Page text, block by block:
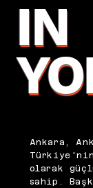
IN
Ankara,
olarak
sahip.